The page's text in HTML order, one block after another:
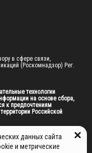
в сфере связи,
(Роскомнадзор) Рег.
технологии
на основе сбора,
к предпочтениям
Российской
ГАУ МО "ЦИФРОВЫЕ
данных сайта
и метрические